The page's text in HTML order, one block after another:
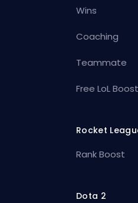
Wins
Coaching
Teammate
Free LoL Boost
Rocket
Rank Boost
Dota 2